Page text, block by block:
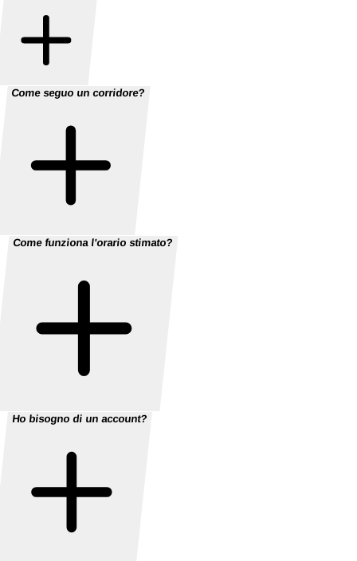
Come seguo un corridore?
Come funziona l'orario stimato?
Ho bisogno di un account?